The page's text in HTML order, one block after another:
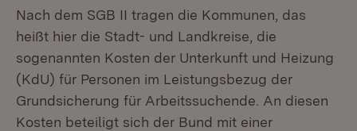
Nach dem SGB II tragen die Kommunen, das
heißt hier die Stadt- und Landkreise, die
sogenannten Kosten der Unterkunft und Heizung
(KdU) für Personen im Leistungsbezug der
Grundsicherung für Arbeitssuchende. An diesen
Kosten beteiligt sich der Bund mit einer